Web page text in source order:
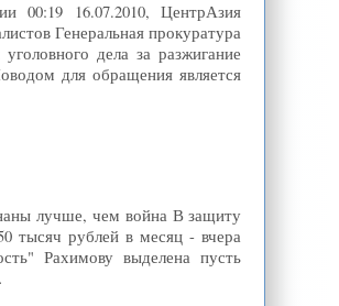
00:19 16.07.2010, ЦентрАзия
Генеральная прокуратура
дела за разжигание
для обращения является
лучше, чем война В защиту
тысяч рублей в месяц - вчера
Рахимову выделена пусть